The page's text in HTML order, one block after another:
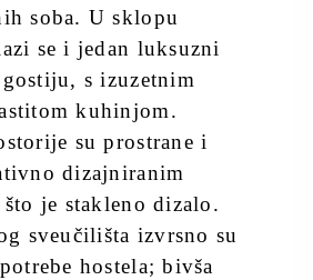
soba. U sklopu
se i jedan luksuzni
s izuzetnim
kuhinjom.
su prostrane i
dizajniranim
je stakleno dizalo.
sveučilišta izvrsno su
hostela; bivša